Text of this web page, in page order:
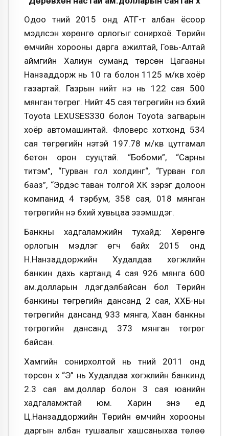
Одоо түүний 2015 онд АТГ-т албан ёсоор
мэдүүлсэн хөрөнгө орлогыг сонирхоё. Төрийн
өмчийн хорооны дарга ажилтай, Говь-Алтай
аймгийн Халиун суманд төрсөн Цагааны
Нанзаддорж нь 10 га болон 1125 м/кв хоёр
газартай. Газрын нийт үнэ нь 122 сая 500
мянган төгрөг. Нийт 45 сая төгрөгийн үнэ бүхий
Toyota LEXUSES330 болон Toyota загварын
хоёр автомашинтай. Фловерс хотхонд 534
сая төгрөгийн үнэтэй 197.78 м/кв цутгамал
бетон орон сууцтай. “Бобоми”, “Сарны
титэм”, “Гурван гол холдинг“, “Гурван гол
бааз”, “Эрдэс таван толгой ХК зэрэг долоон
компанид 4 тэрбум, 358 сая, 018 мянган
төгрөгийн үнэ бүхий хувьцаа эзэмшдэг.
Банкны хадгаламжийн тухайд: Хөрөнгө
орлогын мэдүүлэг өгч байх 2015 онд
Н.Нанзаддоржийн Худалдаа хөгжлийн
банкин дахь картанд 4 сая 926 мянга 600
ам.долларын үлдэгдэлбайсан бол Төрийн
банкины төгрөгийн дансанд 2 сая, ХХБ-ны
төгрөгийн дансанд 933 мянга, Хаан банкны
төгрөгийн дансанд 373 мянган төгрөг
байсан.
Хамгийн сонирхолтой нь түүний 2011 онд
төрсөн хүү “Э” нь Худалдаа хөгжлийн банкинд
2.3 сая ам.доллар болон 3 сая юанийн
хадгаламжтай юм. Харин энэ үед
Ц.Нанзаддоржийн Төрийн өмчийн хорооны
даргын албан тушаалыг хашсаныхаа төлөө